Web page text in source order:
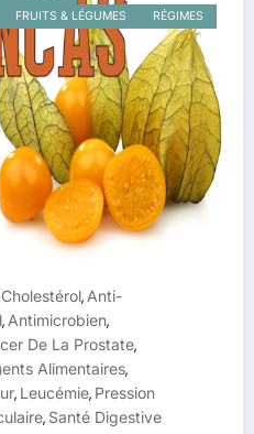
FRUITS & LÉGUMES
RÉGIMES
, Anti-
, Antimicrobien,
De La Prostate,
Alimentaires,
, Leucémie, Pression
, Santé Digestive